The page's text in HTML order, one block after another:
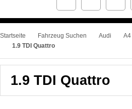
Startseite Fahrzeug Suchen Audi A4
1.9 TDI Quattro
1.9 TDI Quattro